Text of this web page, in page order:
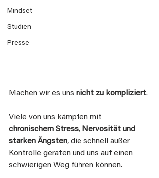
Mindset
Studien
Presse
Machen wir es uns nicht zu kompliziert.
Viele von uns kämpfen mit
chronischem Stress, Nervosität und
starken Ängsten, die schnell außer
Kontrolle geraten und uns auf einen
schwierigen Weg führen können.